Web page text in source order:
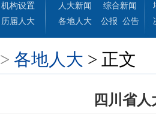
机构设置
历届人大
人大新闻
综合新闻
各地人大
公报 公告
> 各地人大 > 正文
四川省